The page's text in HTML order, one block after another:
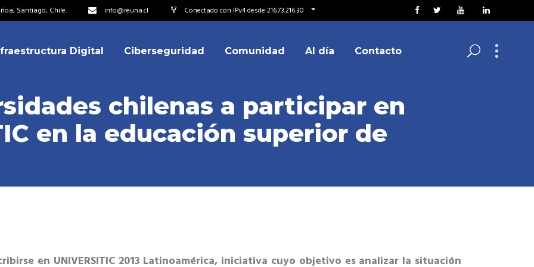
Santiago, Chile. info@reuna.cl Conectado con IPv4 desde 216.73.216.30
de Colaboración
Digital Ciberseguridad Comunidad Al día Contacto
chilenas a participar en
en la educación superior de
en UNIVERSITIC 2013 Latinoamérica, iniciativa cuyo objetivo es analizar la situación